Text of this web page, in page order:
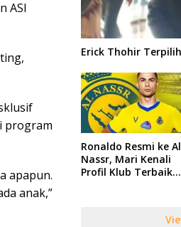
ASI
program
apapun.
anak,”
Erick Thohir
Ronaldo Resmi ke Al
Nassr, Mari Kenali
Profil Klub Terbaik